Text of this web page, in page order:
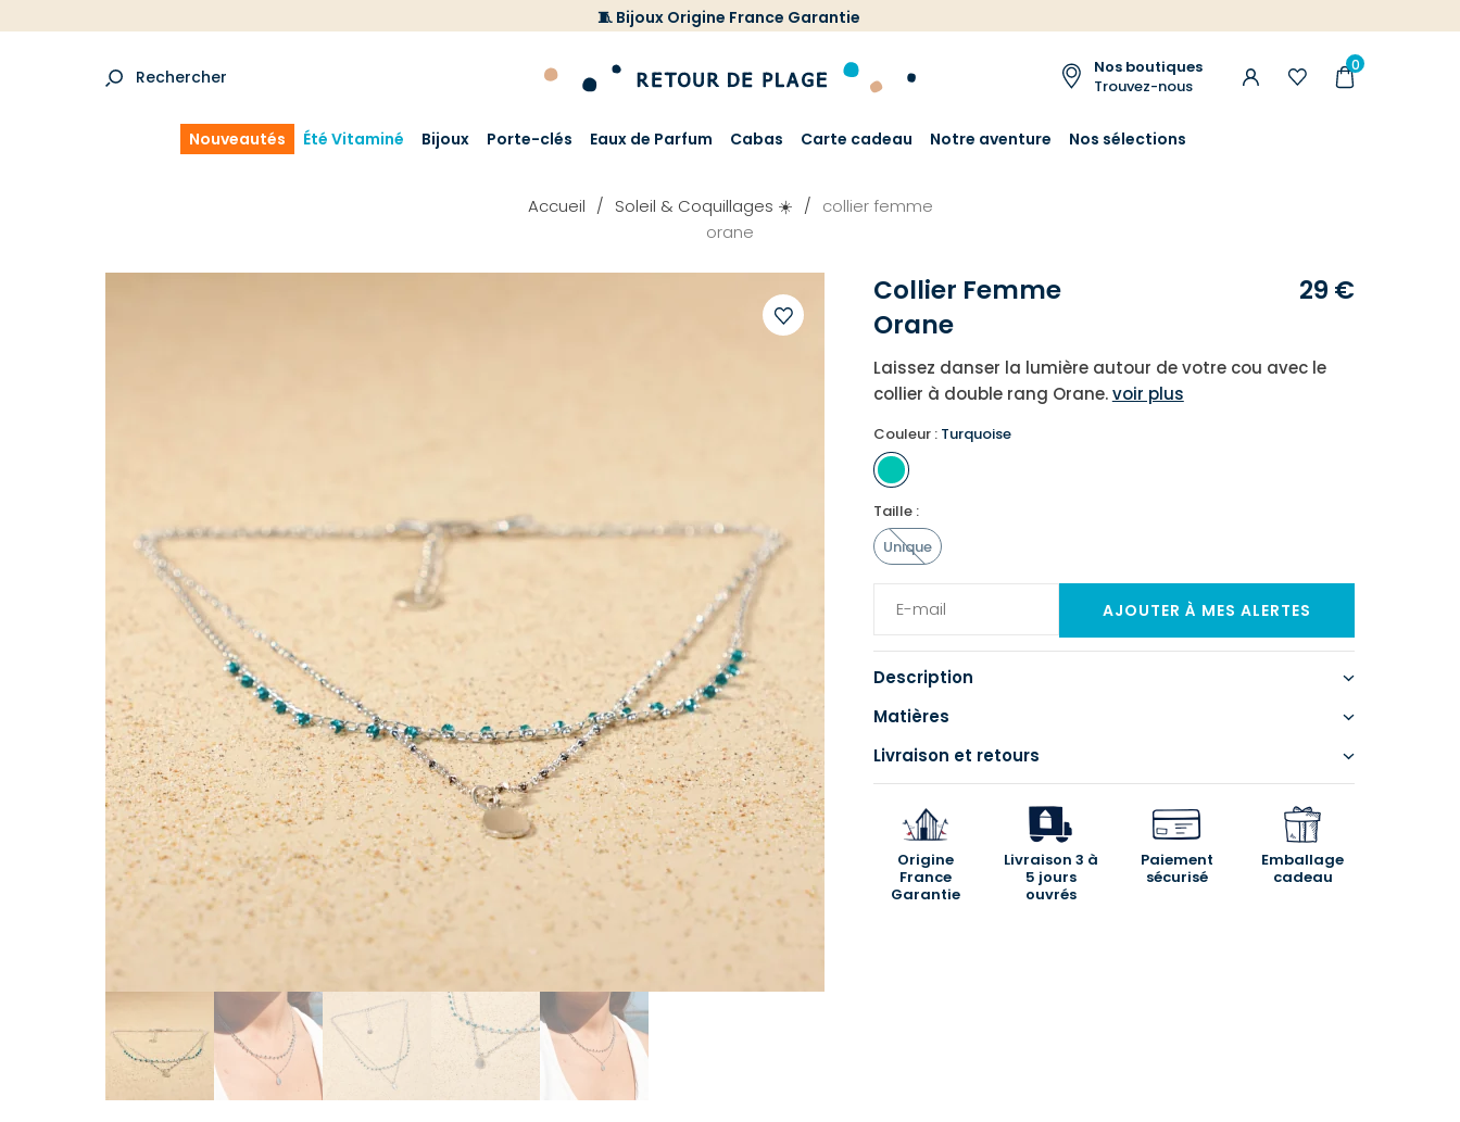
🧵 Bijoux Origine France Garantie
Rechercher
Nos boutiques
Trouvez-nous
0
Nouveautés Été Vitaminé Bijoux Porte-clés Eaux de Parfum Cabas Carte cadeau Notre aventure Nos sélections
Accueil Soleil & Coquillages ☀️
collier femme
orane
Collier Femme
Orane
29 €
Laissez danser la lumière autour de votre cou avec le
collier à double rang Orane.voir plus
Couleur : Turquoise
Taille :
Unique
Description
Matières
Livraison et retours
Origine
France
Garantie
Livraison 3 à
5 jours
ouvrés
Paiement
sécurisé
Emballage
cadeau